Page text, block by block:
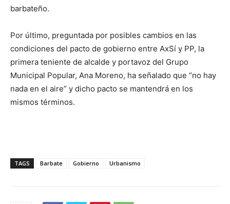
barbateño.
Por último, preguntada por posibles cambios en las
condiciones del pacto de gobierno entre AxSí y PP, la
primera teniente de alcalde y portavoz del Grupo
Municipal Popular, Ana Moreno, ha señalado que “no hay
nada en el aire” y dicho pacto se mantendrá en los
mismos términos.
TAGS Barbate Gobierno Urbanismo